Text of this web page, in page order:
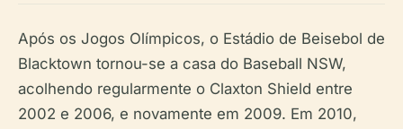
Após os Jogos Olímpicos, o Estádio de Beisebol de
Blacktown tornou-se a casa do Baseball NSW,
acolhendo regularmente o Claxton Shield entre
2002 e 2006, e novamente em 2009. Em 2010,